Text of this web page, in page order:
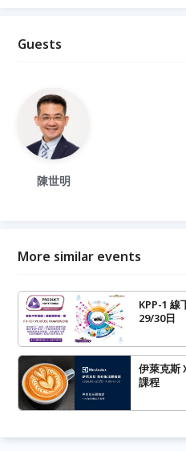
Guests
陳世明
More similar events
KPP-1 線
29/30日
伊萊克斯
課程